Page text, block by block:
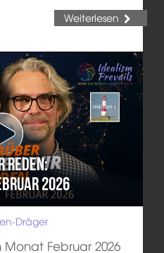
Weiterlesen
reden:
2026
Dräger
Februar 2026